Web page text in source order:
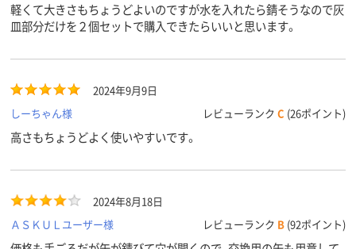
軽くて大きさもちょうどよいのですが水を入れたら錆そうなので灰
皿部分だけを２個セットで購入できたらいいと思います。
2024年9月9日
しーちゃん様
レビューランク C (26ポイント)
高さもちょうどよく使いやすいです。
2024年8月18日
ＡＳＫＵＬユーザー様
レビューランク B (92ポイント)